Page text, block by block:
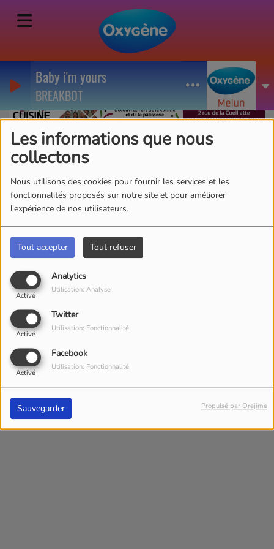
Les informations que nous
collectons
Nous utilisons des cookies pour fournir les services et les
fonctionnalités proposés sur notre site et pour améliorer
l'expérience de nos utilisateurs.
Tout accepter Tout refuser
Analytics
Activé
Utilisation: Analyse
Twitter
Activé
Utilisation: Fonctionnalité
Facebook
Activé
Utilisation: Fonctionnalité
Sauvegarder Propulsé par Orejime
Baby i'm yours
BREAKBOT
Florent Barsac
Prénom : Florent
Fonction : Journaliste
Passions : Descendre le Loing en
Ta qualité : La cuisine